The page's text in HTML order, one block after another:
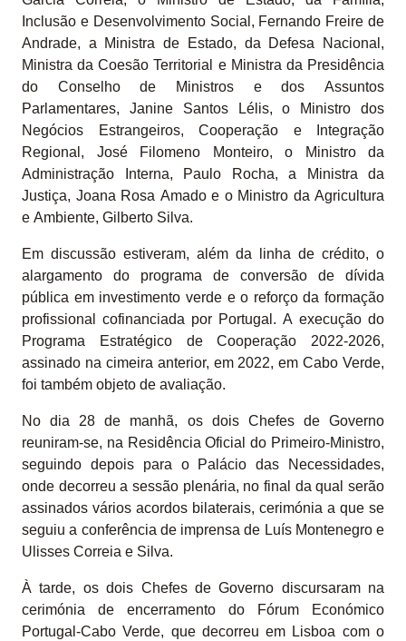
Inclusão e Desenvolvimento Social, Fernando Freire de
Andrade, a Ministra de Estado, da Defesa Nacional,
Ministra da Coesão Territorial e Ministra da Presidência
do Conselho de Ministros e dos Assuntos
Parlamentares, Janine Santos Lélis, o Ministro dos
Negócios Estrangeiros, Cooperação e Integração
Regional, José Filomeno Monteiro, o Ministro da
Administração Interna, Paulo Rocha, a Ministra da
Justiça, Joana Rosa Amado e o Ministro da Agricultura
e Ambiente, Gilberto Silva.
Em discussão estiveram, além da linha de crédito, o
alargamento do programa de conversão de dívida
pública em investimento verde e o reforço da formação
profissional cofinanciada por Portugal. A execução do
Programa Estratégico de Cooperação 2022-2026,
assinado na cimeira anterior, em 2022, em Cabo Verde,
foi também objeto de avaliação.
No dia 28 de manhã, os dois Chefes de Governo
reuniram-se, na Residência Oficial do Primeiro-Ministro,
seguindo depois para o Palácio das Necessidades,
onde decorreu a sessão plenária, no final da qual serão
assinados vários acordos bilaterais, cerimónia a que se
seguiu a conferência de imprensa de Luís Montenegro e
Ulisses Correia e Silva.
À tarde, os dois Chefes de Governo discursaram na
cerimónia de encerramento do Fórum Económico
Portugal-Cabo Verde, que decorreu em Lisboa com o